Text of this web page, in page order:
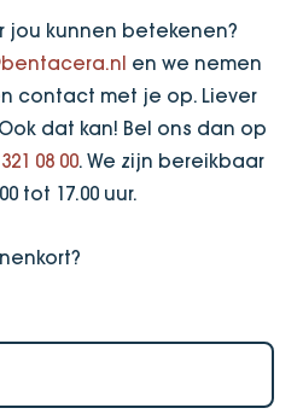
jou kunnen betekenen?
en we nemen
contact met je op. Liever
dat kan! Bel ons dan op
08 00. We zijn bereikbaar
tot 17.00 uur.